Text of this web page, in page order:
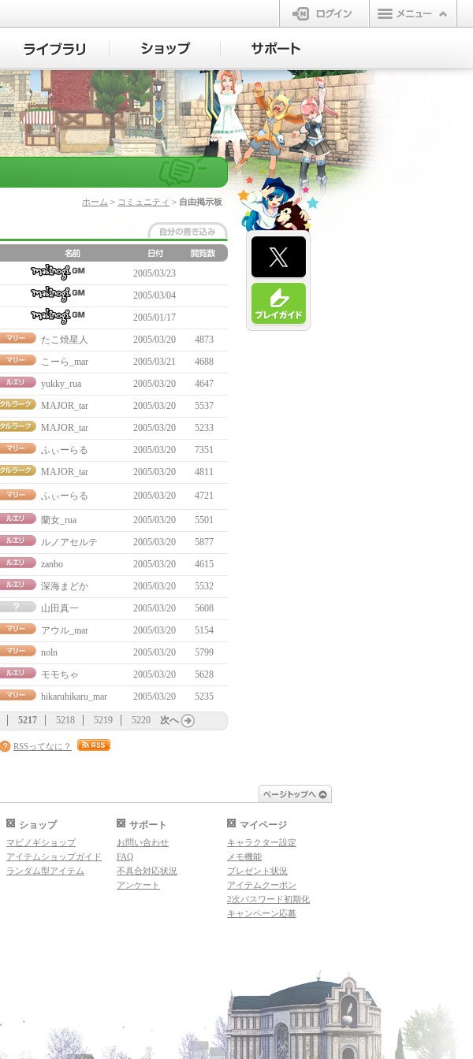
ログイン
マビノギ
ホーム > コミュニティ > 自由掲示板
2005/03/23
2005/03/04
2005/01/17
たこ焼星人 2005/03/20
4873
こーら_mar 2005/03/21
4688
yukky_rua 2005/03/20
4647
MAJOR_tar 2005/03/20
5537
MAJOR_tar 2005/03/20
5233
ふぃーらる 2005/03/20
7351
MAJOR_tar 2005/03/20
4811
ふぃーらる 2005/03/20 4721
蘭女_rua 2005/03/20
5501
ルノアセルテ 2005/03/20
5877
zanbo 2005/03/20
4615
深海まどか 2005/03/20
5532
山田真一 2005/03/20
5608
アウル_mar 2005/03/20
5154
noln 2005/03/20
5799
モモちゃ 2005/03/20
5628
hikaruhikaru_mar 2005/03/20 5235
5217 5218 5219 5220 次へ
RSSってなに？
ショップ
マビノギショップ
アイテムショップガイド
ランダム型アイテム
サポート
お問い合わせ
FAQ
不具合対応状況
アンケート
マイページ
キャラクター設定
メモ機能
プレゼント状況
アイテムクーポン
2次パスワード初期化
キャンペーン応募